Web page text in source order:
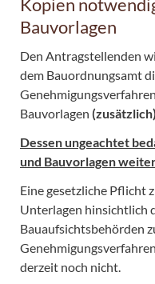
Bauvorlagen
Den Antragstellenden
dem Bauordnungsamt
Bauvorlagen (zusätzlich)
Dessen ungeachtet
und Bauvorlagen
Eine gesetzliche Pflicht
Unterlagen hinsichtlich
Bauaufsichtsbehörden
derzeit noch nicht.